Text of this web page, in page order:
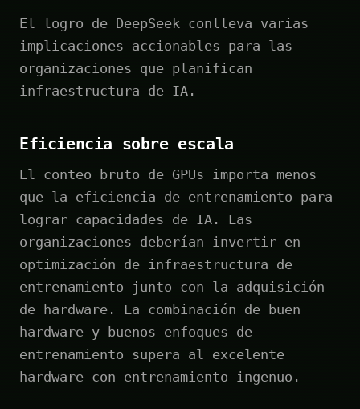
El logro de DeepSeek conlleva varias
implicaciones accionables para las
organizaciones que planifican
infraestructura de IA.
Eficiencia sobre escala
El conteo bruto de GPUs importa menos
que la eficiencia de entrenamiento para
lograr capacidades de IA. Las
organizaciones deberían invertir en
optimización de infraestructura de
entrenamiento junto con la adquisición
de hardware. La combinación de buen
hardware y buenos enfoques de
entrenamiento supera al excelente
hardware con entrenamiento ingenuo.